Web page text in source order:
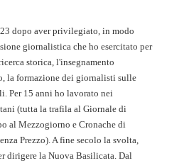
dopo aver privilegiato, in modo
giornalistica che ho esercitato per
storica, l'insegnamento
la formazione dei giornalisti sulle
Per 15 anni ho lavorato nei
(tutta la trafila al Giornale di
al Mezzogiorno e Cronache di
Prezzo). A fine secolo la svolta,
dirigere la Nuova Basilicata. Dal